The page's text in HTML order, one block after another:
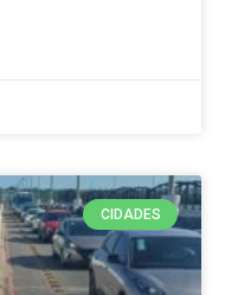
CIDADES